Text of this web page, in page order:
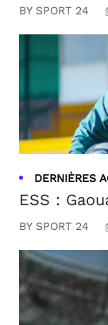
BY SPORT 24
DERNIÈRES
ESS :
BY SPORT 24